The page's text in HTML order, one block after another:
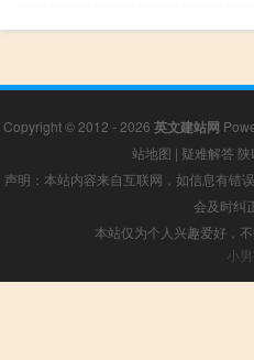
Copyright © 2012 - 2026 英文建站网
站地图 | 疑难解答
声明：本站内容来自互联网，如信息有错
会及时纠
本站仅为个人兴趣爱好，
小